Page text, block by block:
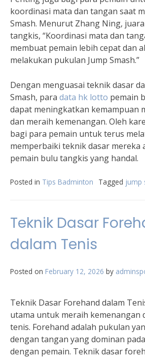
koordinasi mata dan tangan saat
Smash. Menurut Zhang Ning,
tangkis, “Koordinasi mata dan
membuat pemain lebih cepat dan
melakukan pukulan Jump Smash.”
Dengan menguasai teknik dasar
Smash, para data hk lotto pemain
dapat meningkatkan kemampuan
dan meraih kemenangan. Oleh
bagi para pemain untuk terus
memperbaiki teknik dasar mereka
pemain bulu tangkis yang handal.
Posted in Tips Badminton Tagged jump
Teknik Dasar
dalam Tenis
Posted on February 12, 2026 by
Teknik Dasar Forehand dalam
utama untuk meraih kemenangan
tenis. Forehand adalah pukulan
dengan tangan yang dominan
dengan pemain. Teknik dasar